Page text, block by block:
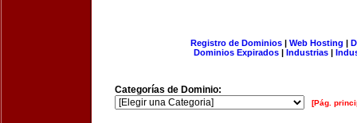
Registro de Dominios| Web Hosting |
Dominios Expirados | Industrias |
Categorías de Dominio:
[Pág.